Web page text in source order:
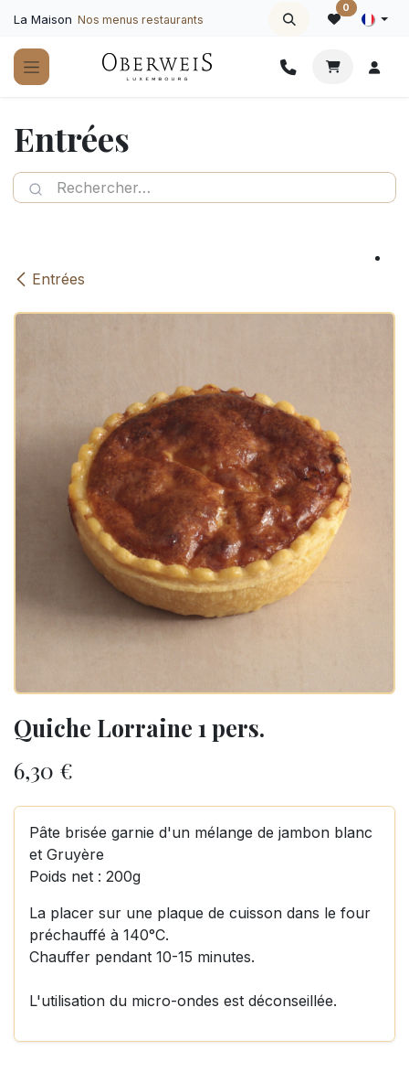
La Maison Nos menus restaurants
0
Entrées
Entrées
Quiche Lorraine 1 pers.
6,30 €
Pâte brisée garnie d'un mélange de jambon blanc
et Gruyère
Poids net : 200g
La placer sur une plaque de cuisson dans le four
préchauffé à 140°C.
Chauffer pendant 10-15 minutes.
L'utilisation du micro-ondes est déconseillée.